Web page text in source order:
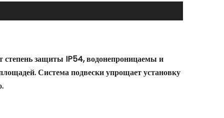
степень защиты IP54, водонепроницаемы и
Система подвески упрощает установку